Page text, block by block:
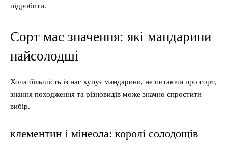
підробити.
Сорт має значення: які мандарини
найсолодші
Хоча більшість із нас купує мандарини, не питаючи про сорт,
знання походження та різновидів може значно спростити
вибір.
клементин і мінеола: королі солодощів